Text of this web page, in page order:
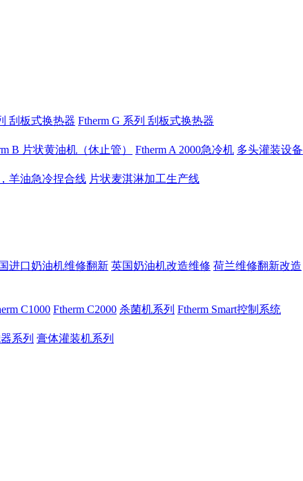
刮板式换热器 Ftherm G 系列 刮板式换热器
B 片状黄油机（休止管） Ftherm A 2000急冷机 多头灌装设备
羊油急冷捏合线 片状麦淇淋加工生产线
进口奶油机维修翻新 英国奶油机改造维修 荷兰维修翻新改造
C1000 Ftherm C2000 杀菌机系列 Ftherm Smart控制系统
系列 膏体灌装机系列